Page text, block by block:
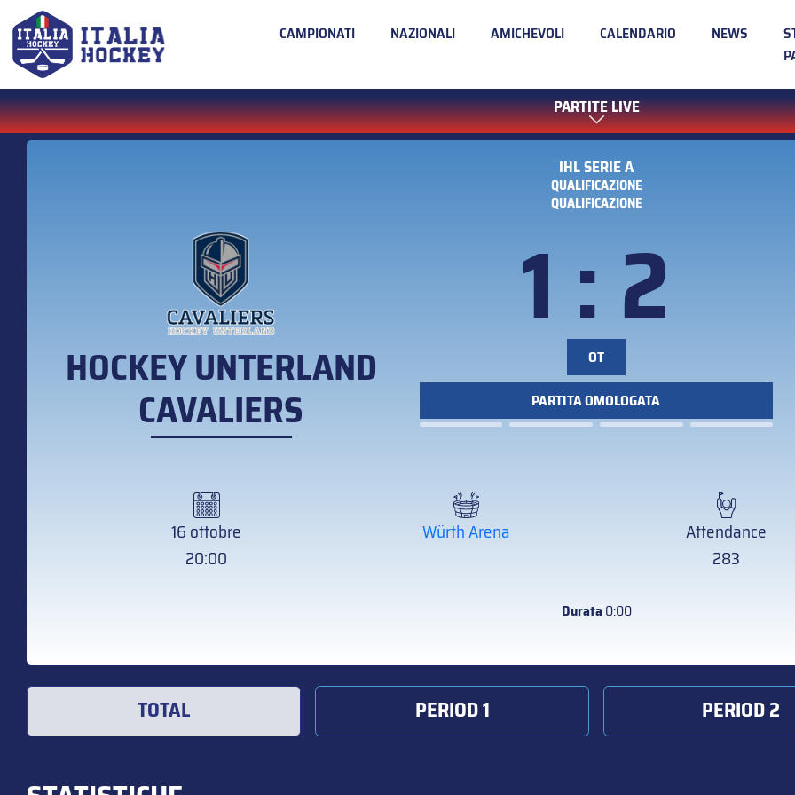
CAMPIONATI NAZIONALI AMICHEVOLI CALENDARIO NEWS
PARTITE LIVE
IHL SERIE A
QUALIFICAZIONE
QUALIFICAZIONE
HOCKEY UNTERLAND
CAVALIERS
1 : 2
OT
PARTITA OMOLOGATA
16 ottobre
20:00
Würth Arena
Attendance
283
Durata0:00
TOTAL PERIOD 1 PERIOD 2